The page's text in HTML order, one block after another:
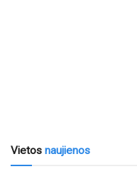
Vietos naujienos